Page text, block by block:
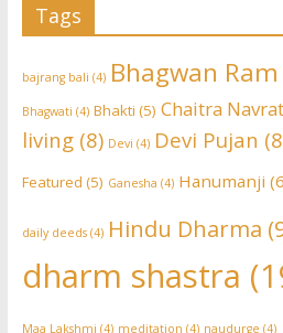
Tags
bajrang bali (4) Bhagwan Ram
Bhagwati (4) Bhakti (5) Chaitra
living(8) Devi (4) Devi Pujan
Featured (5) Ganesha (4) Hanumanji
daily deeds(4) Hindu Dharma
dharm shastra
Maa Lakshmi (4) meditation (4) naudurge (4)